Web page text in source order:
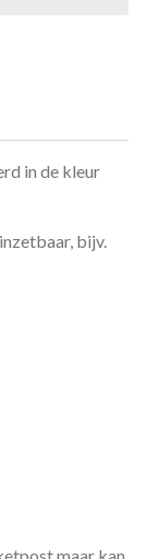
in de kleur
bijv.